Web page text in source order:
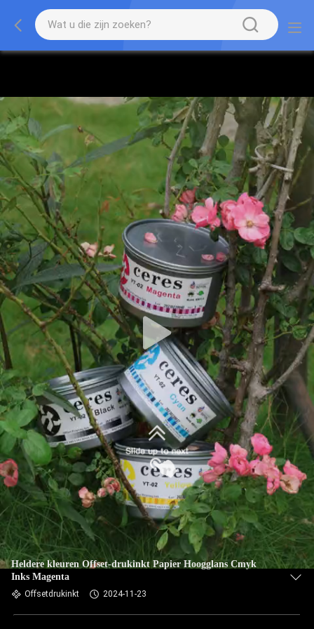
Heldere kleuren Offset-drukinkt Papier Hoogglans Cmyk
Inks Magenta
Offsetdrukinkt 2024-11-23